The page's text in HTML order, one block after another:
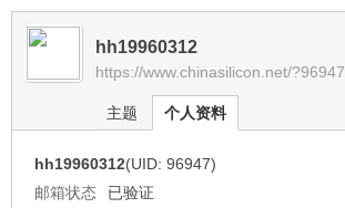
有› ›
hh19960312
https://www.chinasilicon.net/?96947
主题 个人资料
hh19960312(UID: 96947)
邮箱状态
已验证